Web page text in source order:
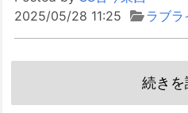
2025/05/28 11:25
ラブラ
続きを